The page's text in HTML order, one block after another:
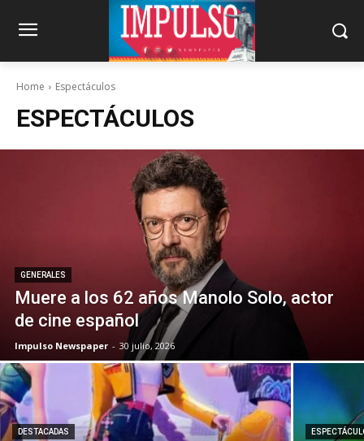
Home Espectáculos
ESPECTÁCULOS
GENERALES
Muere a los 62 años Manolo Solo, actor
de cine español
Impulso Newspaper - 30 julio, 2026
DESTACADAS